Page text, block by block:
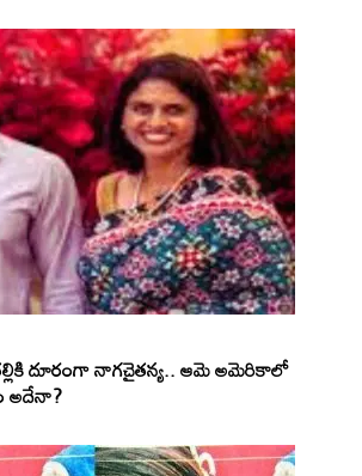
దూరంగా నాగచైతన్య.. ఆమె అమెరికాలో
అదేనా?